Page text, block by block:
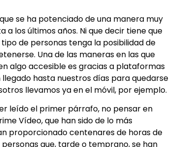
se ha potenciado de una manera muy
los últimos años. Ni que decir tiene que
de personas tenga la posibilidad de
Una de las maneras en las que
algo accesible es gracias a plataformas
hasta nuestros días para quedarse
llevamos ya en el móvil, por ejemplo.
leído el primer párrafo, no pensar en
Vídeo, que han sido de lo más
proporcionado centenares de horas de
que, tarde o temprano, se han